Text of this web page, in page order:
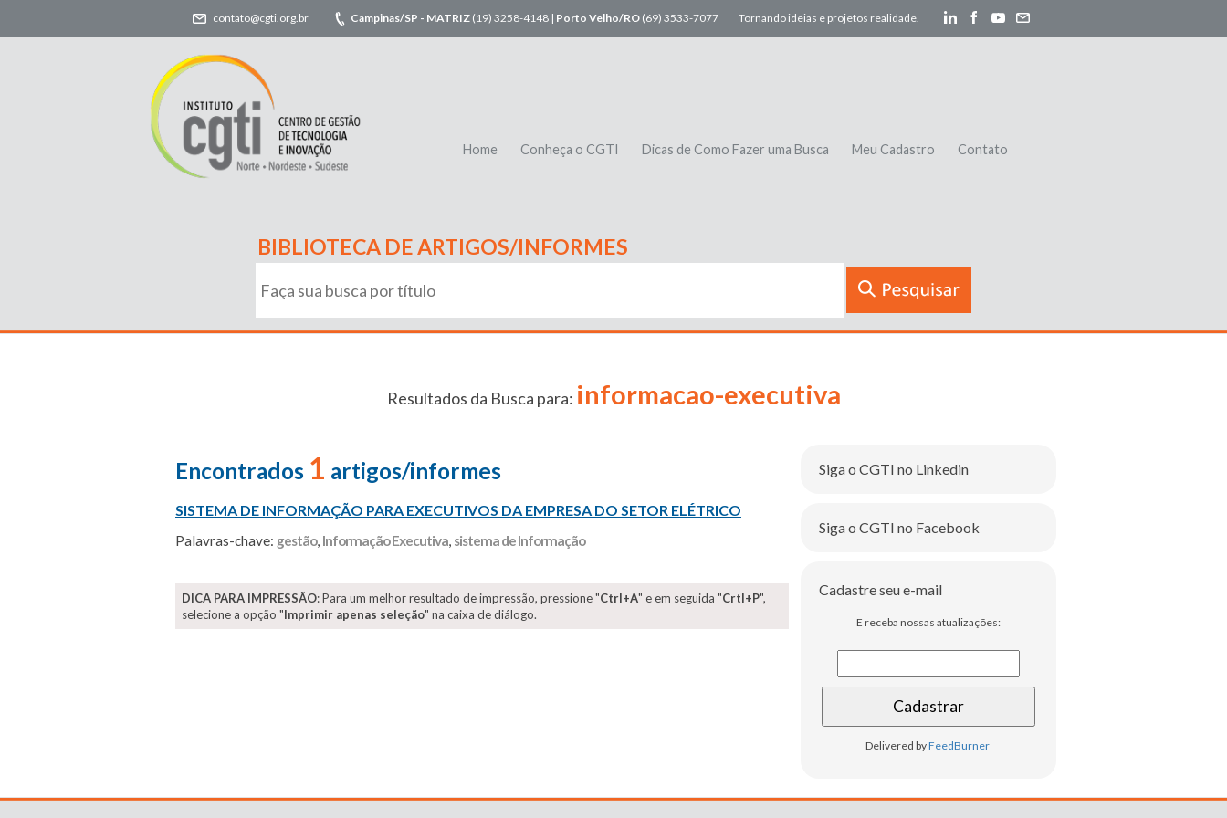
contato@cgti.org.br Campinas/SP - MATRIZ (19) 3258-4148 | Porto Velho/RO (69) 3533-7077 Tornando ideias e projetos realidade.
Home Conheça o CGTI Dicas de Como Fazer uma Busca Meu Cadastro Contato
BIBLIOTECA DE ARTIGOS/INFORMES
Resultados da Busca para: informacao-executiva
Encontrados 1 artigos/informes
SISTEMA DE INFORMAÇÃO PARA EXECUTIVOS DA EMPRESA DO SETOR ELÉTRICO
Palavras-chave: gestão, Informação Executiva, sistema de Informação
DICA PARA IMPRESSÃO: Para um melhor resultado de impressão, pressione "Ctrl+A" e em seguida "Crtl+P",
selecione a opção "Imprimir apenas seleção" na caixa de diálogo.
Siga o CGTI no Linkedin
Siga o CGTI no Facebook
Cadastre seu e-mail
E receba nossas atualizações:
Delivered byFeedBurner